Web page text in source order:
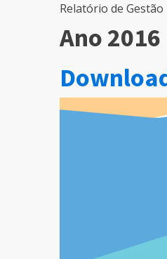
Relatório de Gestão
Ano 2016